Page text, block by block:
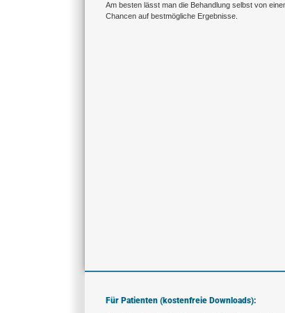
Am besten lässt man die Behandlung selbst von
Chancen auf bestmögliche Ergebnisse.
Für Patienten (kostenfreie Downloads):